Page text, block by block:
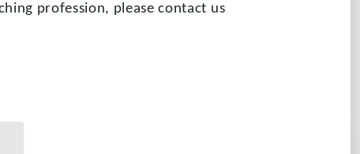
profession, please contact us